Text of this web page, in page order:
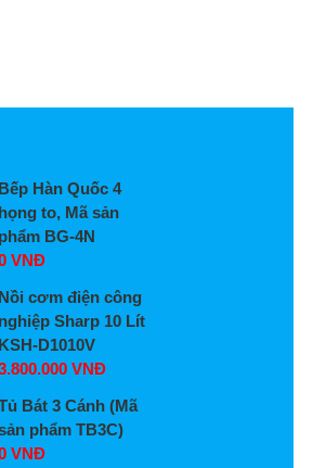
Bếp Hàn Quốc 4
họng to, Mã sản
phẩm BG-4N
VNĐ
Nồi cơm điện công
nghiệp Sharp 10 Lít
KSH-D1010V
VNĐ
Bát 3 Cánh (Mã
phẩm TB3C)
VNĐ